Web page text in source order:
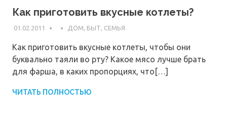
Как приготовить вкусные котлеты?
01.02.2011 ДОМ, БЫТ, СЕМЬЯ
Как приготовить вкусные котлеты, чтобы они
буквально таяли во рту? Какое мясо лучше брать
для фарша, в каких пропорциях, что[…]
ЧИТАТЬ ПОЛНОСТЬЮ